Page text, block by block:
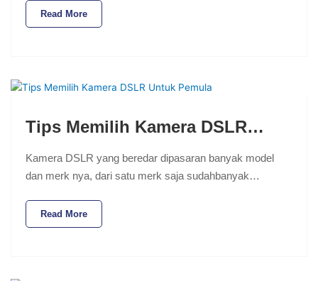
Read More
Tips Memilih Kamera DSLR…
Kamera DSLR yang beredar dipasaran banyak model
dan merk nya, dari satu merk saja sudahbanyak…
Read More